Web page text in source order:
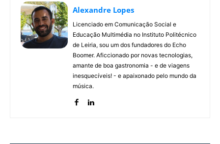
Alexandre Lopes
Licenciado em Comunicação Social e
Educação Multimédia no Instituto Politécnico
de Leiria, sou um dos fundadores do Echo
Boomer. Aficcionado por novas tecnologias,
amante de boa gastronomia - e de viagens
inesquecíveis! - e apaixonado pelo mundo da
música.